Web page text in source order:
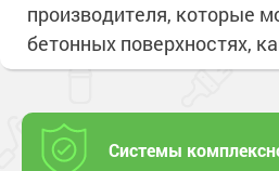
производителя, которые
бетонных поверхностях,
Системы